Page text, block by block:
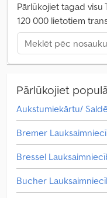
Pārlūkojiet tagad
120 000 lietotiem
Pārlūkojiet
Bremer
Bressel
Bucher